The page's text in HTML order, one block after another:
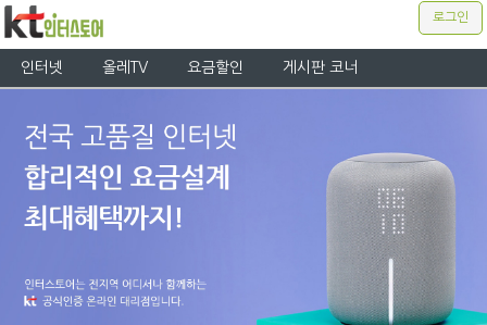
로그인
인터넷 올레TV 요금할인 게시판 코너